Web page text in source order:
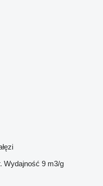
Wydajność 9 m3/g